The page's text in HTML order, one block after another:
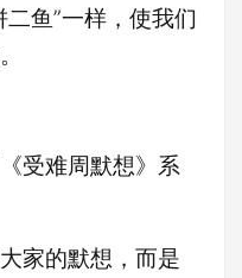
鱼”一样，使我们
受难周默想》系
家的默想，而是